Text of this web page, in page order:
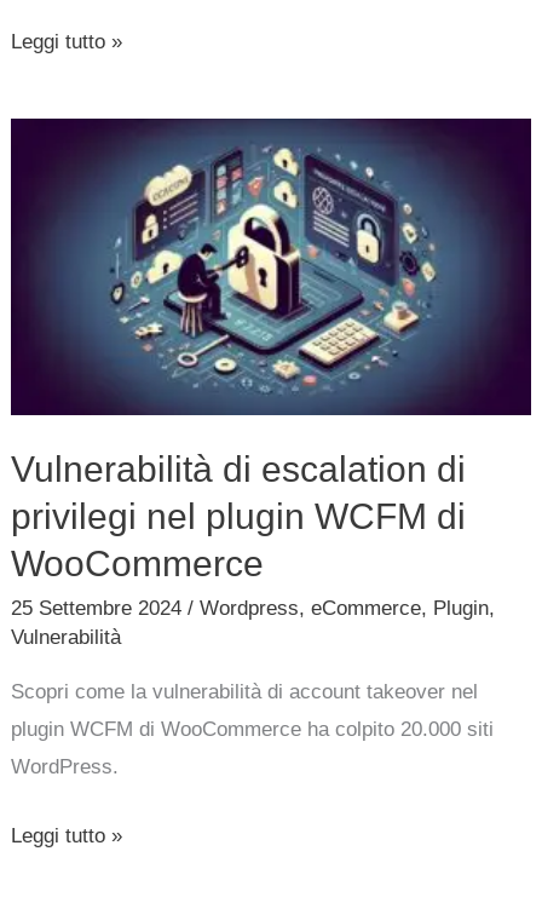
Leggi tutto »
Vulnerabilità di escalation di
privilegi nel plugin WCFM di
WooCommerce
25 Settembre 2024/Wordpress,eCommerce, Plugin,
Vulnerabilità
Scopri come la vulnerabilità di account takeover nel
plugin WCFM di WooCommerce ha colpito 20.000 siti
WordPress.
WooCommerce
Leggi tutto »